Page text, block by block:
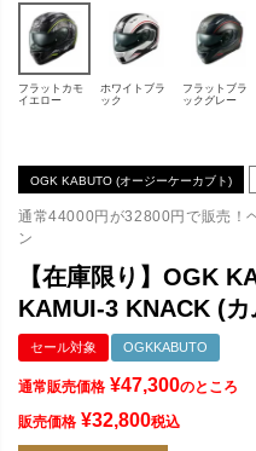
フラットカモ
イエロー
ホワイトブラ
ック
フラットブラ
ックグレー
OGK KABUTO (オージーケーカブト)
通常44000円が32800円で販売！
ン
【在庫限り】OGK
KAMUI-3 KNACK (
セール対象 OGKKABUTO
通常販売価格 ¥47,300のところ
販売価格 ¥32,800税込